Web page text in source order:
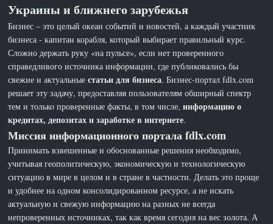
Украины и ближнего зарубежья
Бизнес – это целый океан событий и новостей, а каждый участник
бизнеса - капитан корабля, который выбирает правильный курс.
Сложно держать руку «на пульсе», если нет проверенного
справедливого источника информации, где публиковались бы
свежие и актуальныестатьи для бизнеса. Бизнес-портал fdlx.com
решает эту задачу, предоставляя пользователям обширный спектр
тем и только проверенные факты, в том числе,информацию о
кредитах, депозитах и заработке в интернете.
Миссия информационного портала fdlx.com
Принимать взвешенные и обоснованные решения необходимо,
учитывая геополитическую, экономическую и технологическую
ситуацию в мире в целом и в стране в частности. Делать это проще
и удобнее на одном консолидированном ресурсе, а не искать
актуальную и свежую информацию на разных не всегда
непроверенных источниках, так как время сегодня на вес золота. А